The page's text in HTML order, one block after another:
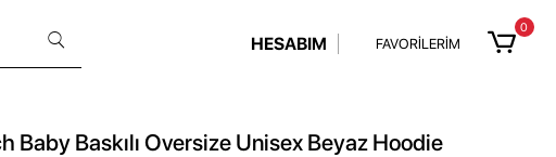
HESABIM FAVORİLERİM
0
Baby Baskılı Oversize Unisex Beyaz Hoodie